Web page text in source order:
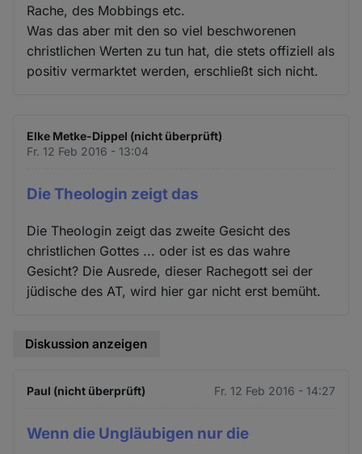
Rache, des Mobbings etc.
Was das aber mit den so viel beschworenen
christlichen Werten zu tun hat, die stets offiziell als
positiv vermarktet werden, erschließt sich nicht.
Elke Metke-Dippel (nicht überprüft)
Fr. 12 Feb 2016 - 13:04
Die Theologin zeigt das
Die Theologin zeigt das zweite Gesicht des
christlichen Gottes ... oder ist es das wahre
Gesicht? Die Ausrede, dieser Rachegott sei der
jüdische des AT, wird hier gar nicht erst bemüht.
Diskussion anzeigen
Paul (nicht überprüft) Fr. 12 Feb 2016 - 14:27
Wenn die Ungläubigen nur die